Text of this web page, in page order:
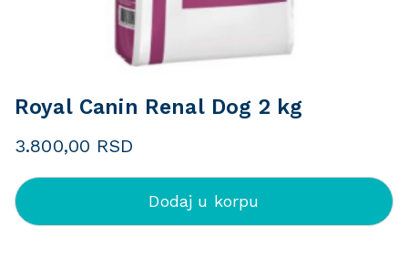
Royal Canin Renal Dog 2 kg
3.800,00 RSD
Dodaj u korpu